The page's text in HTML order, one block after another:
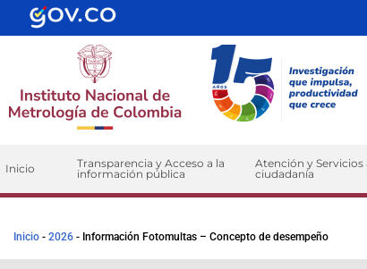
contenido
Inicio
Transparencia y Acceso a la
información pública
Atención y Servicios
ciudadanía
Inicio - 2026 - Información Fotomultas – Concepto de desempeño